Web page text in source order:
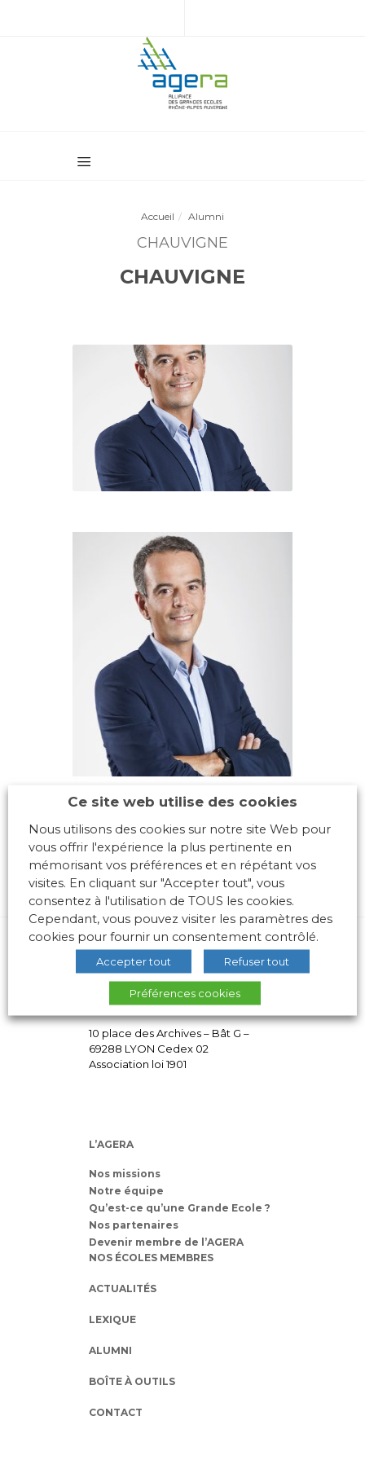
Accueil Alumni
CHAUVIGNE
CHAUVIGNE
10 place des Archives – Bât G –
69288 LYON Cedex 02
Association loi 1901
L’AGERA
Nos missions
Notre équipe
Qu’est-ce qu’une Grande Ecole ?
Nos partenaires
Devenir membre de l’AGERA
NOS ÉCOLES MEMBRES
ACTUALITÉS
LEXIQUE
ALUMNI
BOÎTE À OUTILS
CONTACT
Ce site web utilise des cookies
Nous utilisons des cookies sur notre site Web pour
vous offrir l'expérience la plus pertinente en
mémorisant vos préférences et en répétant vos
visites. En cliquant sur "Accepter tout", vous
consentez à l'utilisation de TOUS les cookies.
Cependant, vous pouvez visiter les paramètres des
cookies pour fournir un consentement contrôlé.
Accepter tout Refuser tout
Préférences cookies